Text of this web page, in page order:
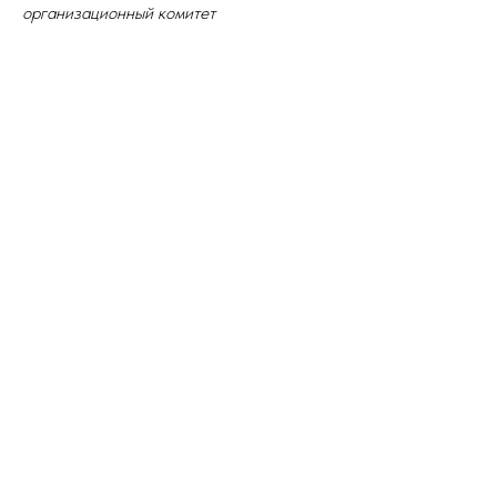
организационный комитет